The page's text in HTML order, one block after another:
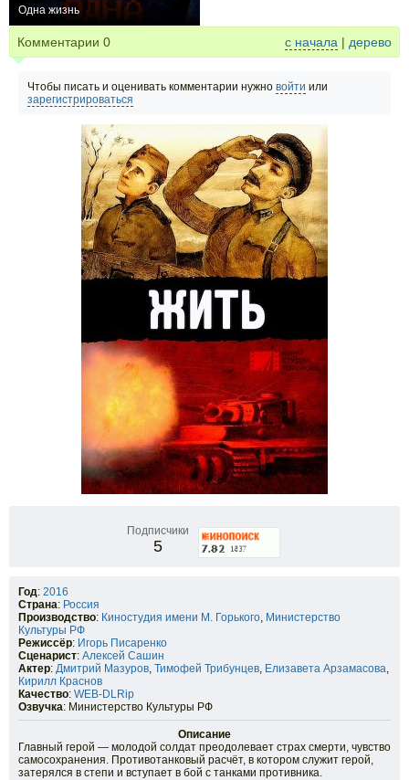
Одна жизнь
Комментарии 0 с начала | дерево
Чтобы писать и оценивать комментарии нужно войти или
зарегистрироваться
Подписчики
5
Год: 2016
Страна: Россия
Производство: Киностудия имени М. Горького, Министерство
Культуры РФ
Режиссёр: Игорь Писаренко
Сценарист: Алексей Сашин
Актер: Дмитрий Мазуров, Тимофей Трибунцев, Елизавета Арзамасова,
Кирилл Краснов
Качество: WEB-DLRip
Озвучка: Министерство Культуры РФ
Описание
Главный герой — молодой солдат преодолевает страх смерти, чувство
самосохранения. Противотанковый расчёт, в котором служит герой,
затерялся в степи и вступает в бой с танками противника.